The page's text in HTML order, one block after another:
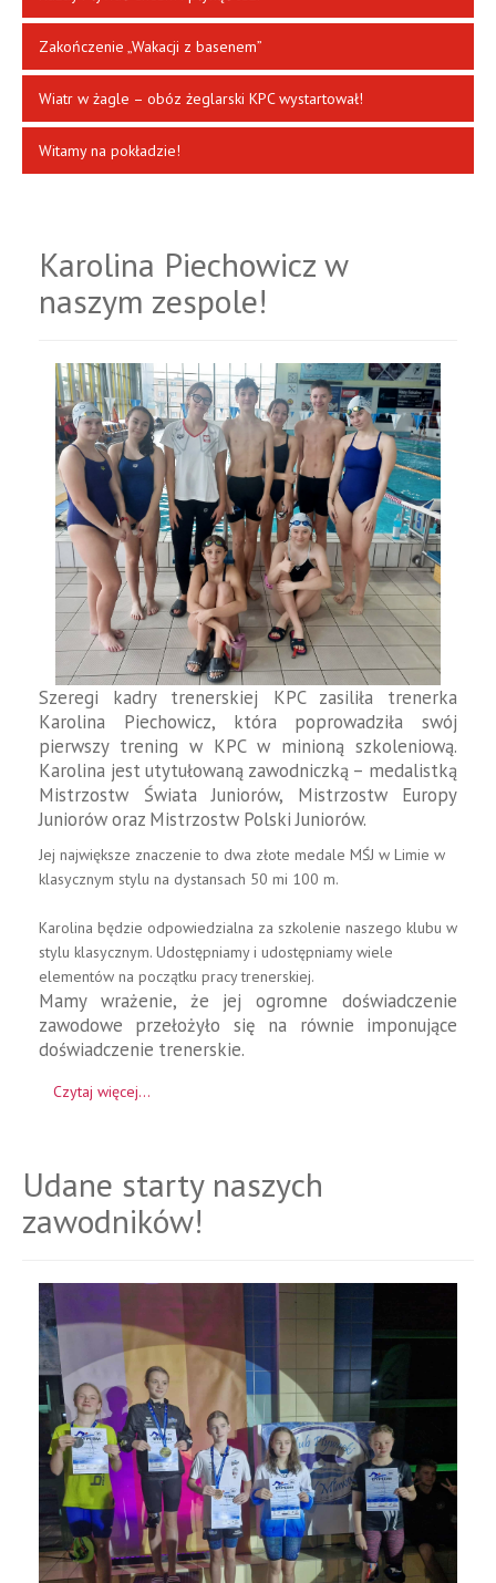
Zakończenie „Wakacji z basenem”
Wiatr w żagle – obóz żeglarski KPC wystartował!
Witamy na pokładzie!
Karolina Piechowicz w
naszym zespole!
Szeregi kadry trenerskiej KPC zasiliła trenerka
Karolina Piechowicz, która poprowadziła swój
pierwszy trening w KPC w minioną szkoleniową.
Karolina jest utytułowaną zawodniczką – medalistką
Mistrzostw Świata Juniorów, Mistrzostw Europy
Juniorów oraz Mistrzostw Polski Juniorów.
Jej największe znaczenie to dwa złote medale MŚJ w Limie w
klasycznym stylu na dystansach 50 mi 100 m.
Karolina będzie odpowiedzialna za szkolenie naszego klubu w
stylu klasycznym. Udostępniamy i udostępniamy wiele
elementów na początku pracy trenerskiej.
Mamy wrażenie, że jej ogromne doświadczenie
zawodowe przełożyło się na równie imponujące
doświadczenie trenerskie.
Czytaj więcej...
Udane starty naszych
zawodników!